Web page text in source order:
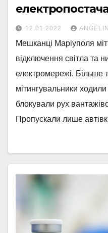
12.01.2022
Мешканці Маріуполя
відключення світла та
електромережі. Більше
мітингувальники
блокували рух
Пропускали лише